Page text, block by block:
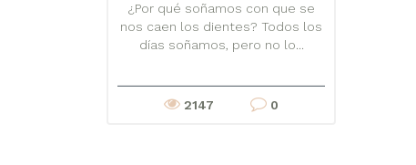
¿Por qué soñamos con que se
nos caen los dientes? Todos los
días soñamos, pero no lo...
2147 0